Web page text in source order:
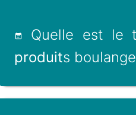
Quelle est le
produits